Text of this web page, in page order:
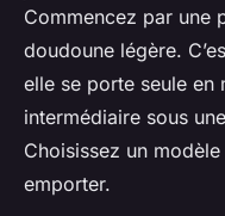
Commencez par une
doudoune légère.
elle se porte seule en
intermédiaire sous
Choisissez un
emporter.